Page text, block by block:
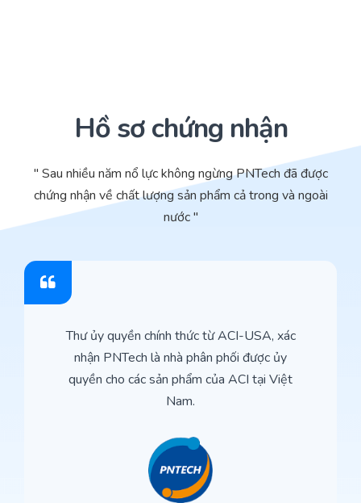
Hồ sơ chứng nhận
" Sau nhiều năm nổ lực không ngừng PNTech đã được
chứng nhận về chất lượng sản phẩm cả trong và ngoài
nước "
Thư ủy quyền chính thức từ ACI-USA, xác
nhận PNTech là nhà phân phối được ủy
quyền cho các sản phẩm của ACI tại Việt
Nam.